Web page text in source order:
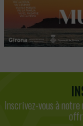
Inscrivez-vous à